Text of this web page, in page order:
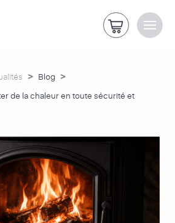
> Blog >
de la chaleur en toute sécurité et